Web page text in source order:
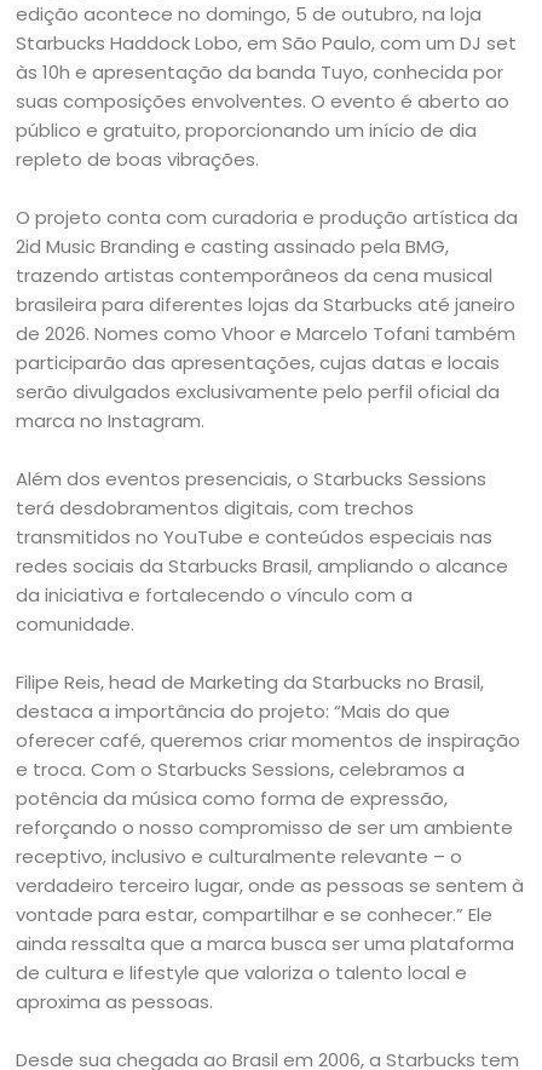
edição acontece no domingo, 5 de outubro, na loja
Starbucks Haddock Lobo, em São Paulo, com um DJ set
às 10h e apresentação da banda Tuyo, conhecida por
suas composições envolventes. O evento é aberto ao
público e gratuito, proporcionando um início de dia
repleto de boas vibrações.
O projeto conta com curadoria e produção artística da
2id Music Branding e casting assinado pela BMG,
trazendo artistas contemporâneos da cena musical
brasileira para diferentes lojas da Starbucks até janeiro
de 2026. Nomes como Vhoor e Marcelo Tofani também
participarão das apresentações, cujas datas e locais
serão divulgados exclusivamente pelo perfil oficial da
marca no Instagram.
Além dos eventos presenciais, o Starbucks Sessions
terá desdobramentos digitais, com trechos
transmitidos no YouTube e conteúdos especiais nas
redes sociais da Starbucks Brasil, ampliando o alcance
da iniciativa e fortalecendo o vínculo com a
comunidade.
Filipe Reis, head de Marketing da Starbucks no Brasil,
destaca a importância do projeto: “Mais do que
oferecer café, queremos criar momentos de inspiração
e troca. Com o Starbucks Sessions, celebramos a
potência da música como forma de expressão,
reforçando o nosso compromisso de ser um ambiente
receptivo, inclusivo e culturalmente relevante – o
verdadeiro terceiro lugar, onde as pessoas se sentem à
vontade para estar, compartilhar e se conhecer.” Ele
ainda ressalta que a marca busca ser uma plataforma
de cultura e lifestyle que valoriza o talento local e
aproxima as pessoas.
Desde sua chegada ao Brasil em 2006, a Starbucks tem